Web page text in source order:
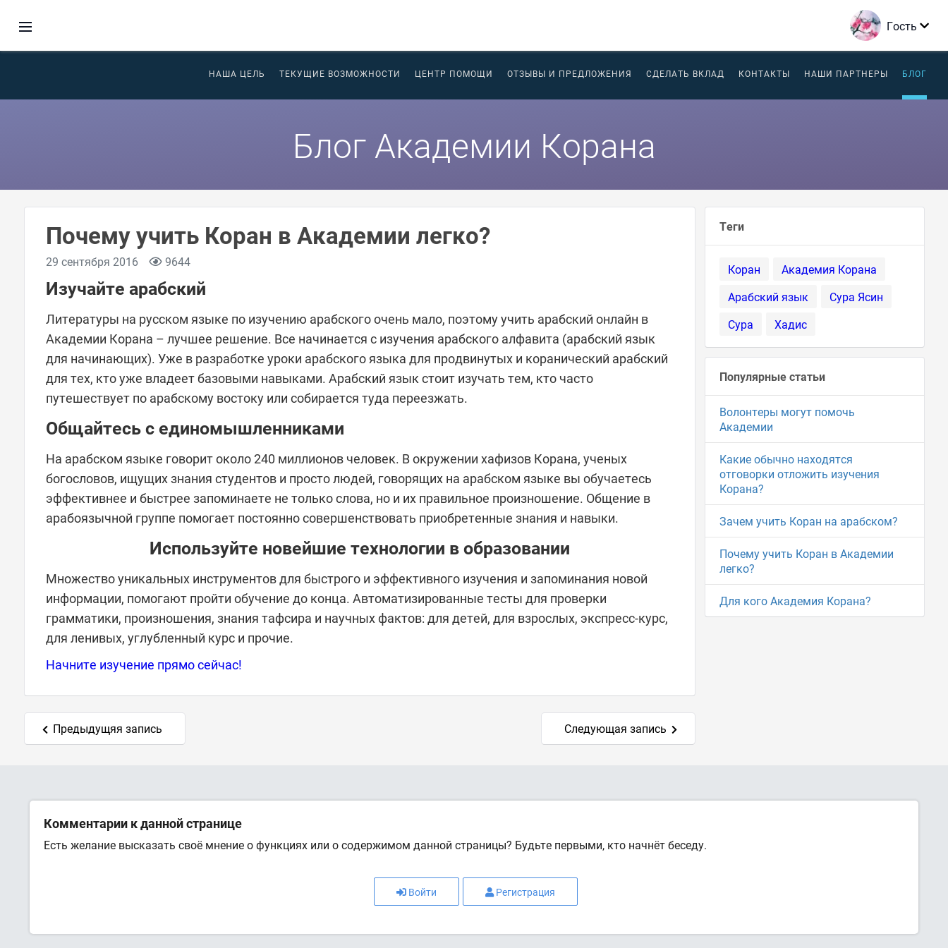
Гость
НАША ЦЕЛЬ ТЕКУЩИЕ ВОЗМОЖНОСТИ ЦЕНТР ПОМОЩИ ОТЗЫВЫ И ПРЕДЛОЖЕНИЯ СДЕЛАТЬ ВКЛАД КОНТАКТЫ НАШИ ПАРТНЕРЫ БЛОГ
Блог Академии Корана
Почему учить Коран в Академии легко?
29 сентября 2016 9644
Изучайте арабский
Литературы на русском языке по изучению арабского очень мало, поэтому учить арабский онлайн в
Академии Корана – лучшее решение. Все начинается с изучения арабского алфавита (арабский язык
для начинающих). Уже в разработке уроки арабского языка для продвинутых и коранический арабский
для тех, кто уже владеет базовыми навыками. Арабский язык стоит изучать тем, кто часто
путешествует по арабскому востоку или собирается туда переезжать.
Общайтесь с единомышленниками
На арабском языке говорит около 240 миллионов человек. В окружении хафизов Корана, ученых
богословов, ищущих знания студентов и просто людей, говорящих на арабском языке вы обучаетесь
эффективнее и быстрее запоминаете не только слова, но и их правильное произношение. Общение в
арабоязычной группе помогает постоянно совершенствовать приобретенные знания и навыки.
Используйте новейшие технологии в образовании
Множество уникальных инструментов для быстрого и эффективного изучения и запоминания новой
информации, помогают пройти обучение до конца. Автоматизированные тесты для проверки
грамматики, произношения, знания тафсира и научных фактов: для детей, для взрослых, экспресс-курс,
для ленивых, углубленный курс и прочие.
Начните изучение прямо сейчас!
Предыдущяя запись Следующая запись
Теги
Коран
Академия Корана
Арабский язык
Сура Ясин
Сура
Хадис
Популярные статьи
Волонтеры могут помочь
Академии
Какие обычно находятся
отговорки отложить изучения
Корана?
Зачем учить Коран на арабском?
Почему учить Коран в Академии
легко?
Для кого Академия Корана?
Комментарии к данной странице
Есть желание высказать своё мнение о функциях или о содержимом данной страницы? Будьте первыми, кто начнёт беседу.
Войти Регистрация